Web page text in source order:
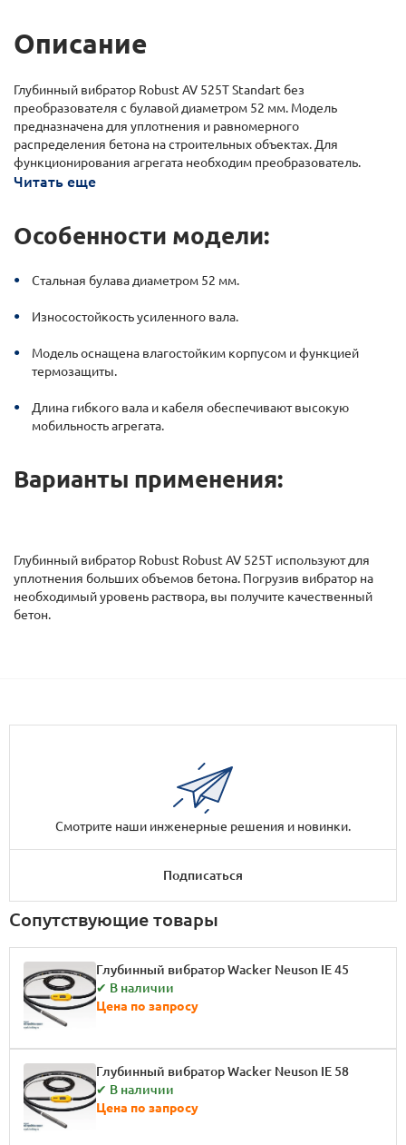
Описание
Глубинный вибратор Robust AV 525T Standart без
преобразователя с булавой диаметром 52 мм. Модель
предназначена для уплотнения и равномерного
распределения бетона на строительных объектах. Для
функционирования агрегата необходим преобразователь.
Читать еще
Особенности модели:
Стальная булава диаметром 52 мм.
Износостойкость усиленного вала.
Модель оснащена влагостойким корпусом и функцией
термозащиты.
Длина гибкого вала и кабеля обеспечивают высокую
мобильность агрегата.
Варианты применения:
Глубинный вибратор Robust Robust AV 525T используют для
уплотнения больших объемов бетона. Погрузив вибратор на
необходимый уровень раствора, вы получите качественный
бетон.
Смотрите наши инженерные решения и новинки.
Подписаться
Сопутствующие товары
Глубинный вибратор Wacker Neuson IE 45
✔ В наличии
Цена по запросу
Глубинный вибратор Wacker Neuson IE 58
✔ В наличии
Цена по запросу